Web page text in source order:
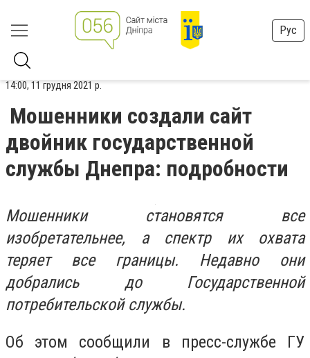
Рус
14:00, 11 грудня 2021 р.
Мошенники создали сайт
двойник государственной
службы Днепра: подробности
Мошенники становятся все
изобретательнее, а спектр их охвата
теряет все границы. Недавно они
добрались до Государственной
потребительской службы.
Об этом сообщили в пресс-службе ГУ